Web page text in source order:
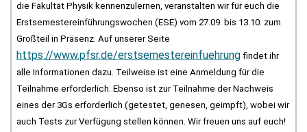
die Fakultät Physik kennenzulernen, veranstalten wir für euch die
Erstsemestereinführungswochen (ESE) vom 27.09. bis 13.10. zum
https://www.pfsr.de/erstsemestereinfuehrung findet ihr
alle Informationen dazu. Teilweise ist eine Anmeldung für die
Teilnahme erforderlich. Ebenso ist zur Teilnahme der Nachweis
eines der 3Gs erforderlich (getestet, genesen, geimpft), wobei wir
auch Tests zur Verfügung stellen können. Wir freuen uns auf euch!